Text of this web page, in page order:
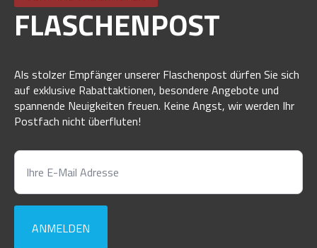
FLASCHENPOST
Als stolzer Empfänger unserer Flaschenpost dürfen Sie sich
auf exklusive Rabattaktionen, besondere Angebote und
spannende Neuigkeiten freuen. Keine Angst, wir werden Ihr
Postfach nicht überfluten!
ANMELDEN